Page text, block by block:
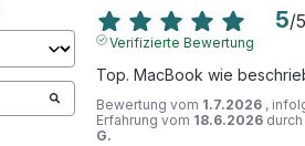
5/5
Verifizierte Bewertung
Top. MacBook wie
Bewertung vom 1.7.2026 ,
Erfahrung vom 18.6.2026 durch
G.